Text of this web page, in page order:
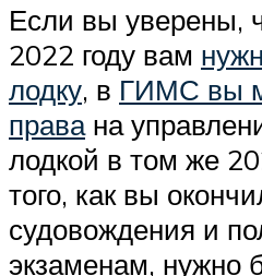
Если вы уверены,
2022 году вам
лодку, в ГИМС вы
правана
лодкой в том же
того, как вы
судовождения и
экзаменам, нужно